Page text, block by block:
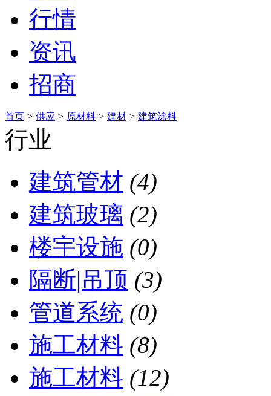
行情
资讯
招商
首页 > 供应 > 原材料 > 建材 > 建筑涂料
行业
建筑管材 (4)
建筑玻璃 (2)
楼宇设施 (0)
隔断|吊顶 (3)
管道系统 (0)
施工材料 (8)
施工材料 (12)